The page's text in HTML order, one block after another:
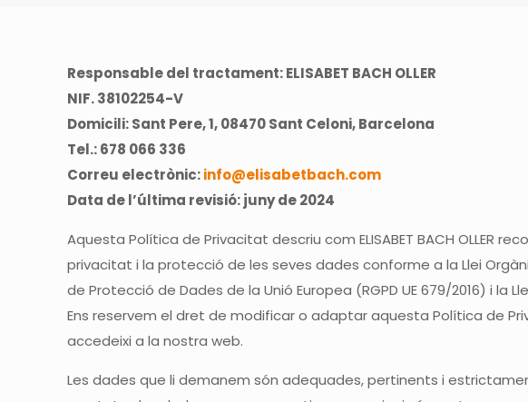
Responsable del tractament: ELISABET BACH OLLER
NIF. 38102254-V
Domicili: Sant Pere, 1, 08470 Sant Celoni, Barcelona
Tel.: 678 066 336
Correu electrònic:info@elisabetbach.com
Data de l’última revisió: juny de 2024
Aquesta Política de Privacitat descriu com ELISABET BACH
privacitat i la protecció de les seves dades conforme a la Llei
de Protecció de Dades de la Unió Europea (RGPD UE 679/2016) i la
Ens reservem el dret de modificar o adaptar aquesta Política de
accedeixi a la nostra web.
Les dades que li demanem són adequades, pertinents i